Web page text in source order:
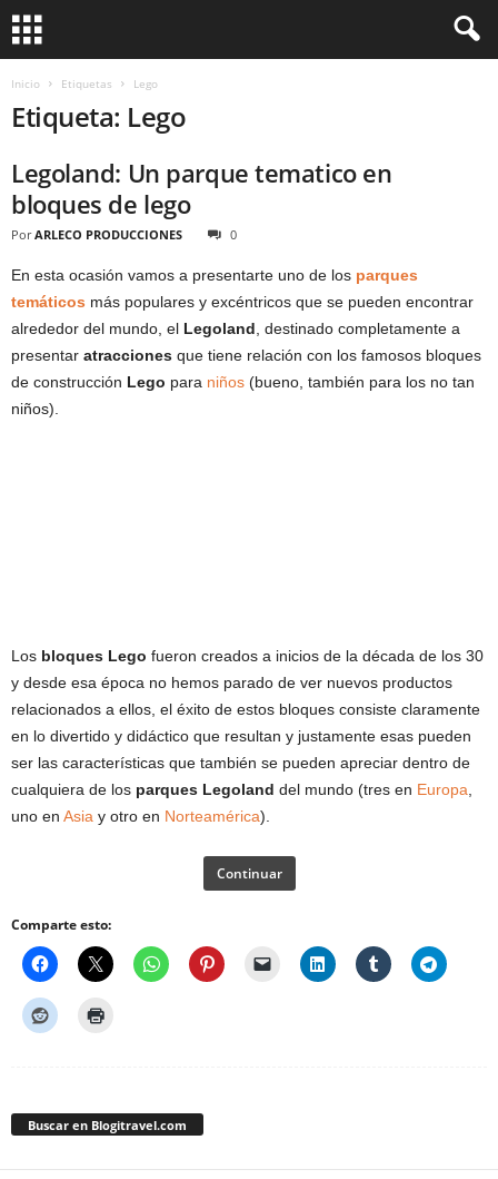
Inicio Etiquetas Lego
Etiqueta: Lego
Legoland: Un parque tematico en
bloques de lego
Por ARLECO PRODUCCIONES 0
En esta ocasión vamos a presentarte uno de los parques
temáticos más populares y excéntricos que se pueden encontrar
alrededor del mundo, el Legoland , destinado completamente a
presentar atracciones que tiene relación con los famosos bloques
de construcción Lego para niños (bueno, también para los no tan
niños).
Los bloques Lego fueron creados a inicios de la década de los 30
y desde esa época no hemos parado de ver nuevos productos
relacionados a ellos, el éxito de estos bloques consiste claramente
en lo divertido y didáctico que resultan y justamente esas pueden
ser las características que también se pueden apreciar dentro de
cualquiera de los parques Legoland del mundo (tres en Europa
uno en Asia y otro en Norteamérica).
Continuar
Comparte esto:
Buscar en Blogitravel.com